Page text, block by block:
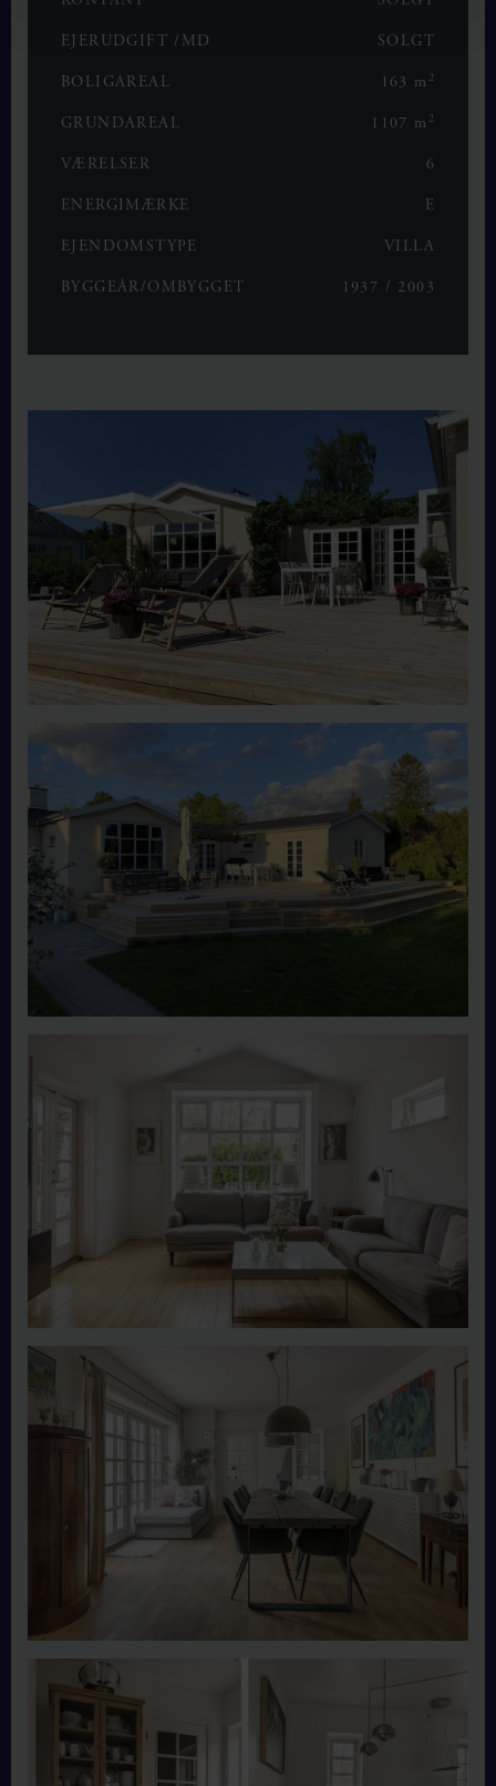
EJERUDGIFT /MD SOLGT
BOLIGAREAL 163 m 2
GRUNDAREAL 1107 m 2
VÆRELSER 6
ENERGIMÆRKE E
EJENDOMSTYPE VILLA
BYGGEÅR/OMBYGGET 1937 / 2003